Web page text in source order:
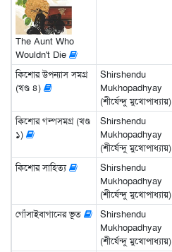
The Aunt Who
Wouldn't Die
কিশোর উপন্যাস সমগ্র
(খণ্ড ৪)
Shirshendu
Mukhopadhyay
(শীর্ষেন্দু মুখোপাধ্যায়)
কিশোর গল্পসমগ্র (খণ্ড
১)
Shirshendu
Mukhopadhyay
(শীর্ষেন্দু মুখোপাধ্যায়)
কিশোর সাহিত্য
Shirshendu
Mukhopadhyay
(শীর্ষেন্দু মুখোপাধ্যায়)
গোঁসাইবাগানের ভূত
Shirshendu
Mukhopadhyay
(শীর্ষেন্দু মুখোপাধ্যায়)